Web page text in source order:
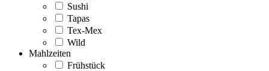
Sushi
Tapas
Tex-Mex
Wild
Mahlzeiten
Frühstück